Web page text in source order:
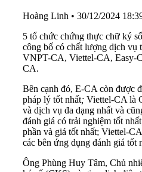
Hoàng Linh • 30/12/2024
5 tổ chức chứng thực chữ ký
công bố có chất lượng dịch vụ
VNPT-CA, Viettel-CA, Easy-
CA.
Bên cạnh đó, E-CA còn được
pháp lý tốt nhất; Viettel-CA là
và dịch vụ đa dạng nhất và
đánh giá có trải nghiệm tốt
phần và giá tốt nhất; Viettel-
các bên ứng dụng đánh giá tốt
Ông Phùng Huy Tâm, Chủ